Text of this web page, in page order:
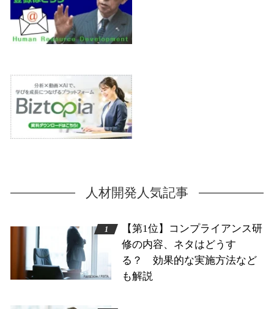
人材開発人気記事
【第1位】コンプライアンス研
修の内容、ネタはどうす
る？ 効果的な実施方法など
も解説